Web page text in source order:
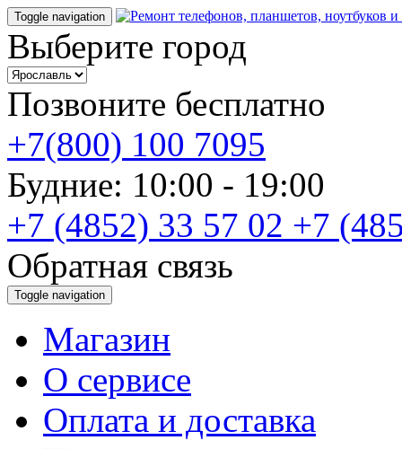
Toggle navigation
Выберите город
Позвоните бесплатно
+7(800) 100 7095
Будние: 10:00 - 19:00
+7 (4852) 33 57 02 +7
Обратная связь
Toggle navigation
Магазин
О cервисе
Оплата и доставка